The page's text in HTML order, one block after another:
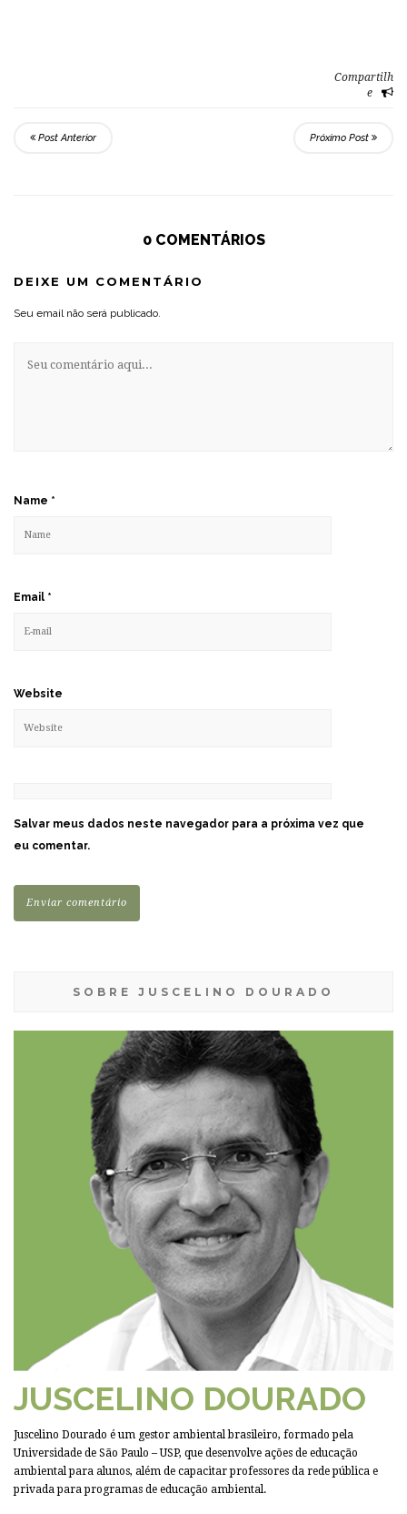
Compartilh
e
Post Anterior Próximo Post
0 COMENTÁRIOS
DEIXE UM COMENTÁRIO
Seu email não será publicado.
Name *
Email *
Website
Salvar meus dados neste navegador para a próxima vez que
eu comentar.
SOBRE JUSCELINO DOURADO
JUSCELINO DOURADO
Juscelino Dourado é um gestor ambiental brasileiro, formado pela
Universidade de São Paulo – USP, que desenvolve ações de educação
ambiental para alunos, além de capacitar professores da rede pública e
privada para programas de educação ambiental.